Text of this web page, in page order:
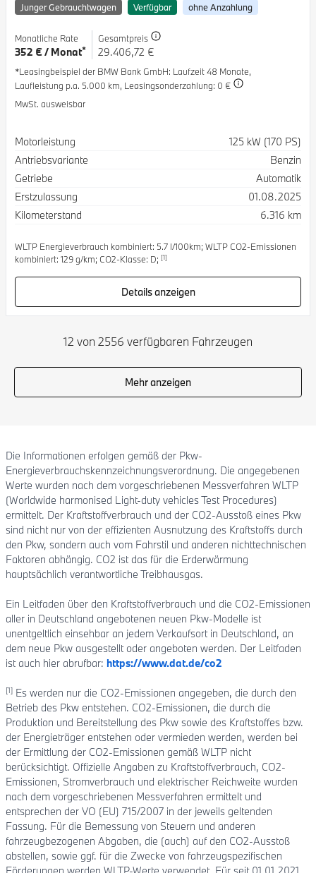
Junger Gebrauchtwagen Verfügbar ohne Anzahlung
Monatliche Rate
352 € / Monat*
Gesamtpreis
29.406,72 €
*Leasingbeispiel der BMW Bank GmbH: Laufzeit 48 Monate,
Laufleistung p.a. 5.000 km, Leasingsonderzahlung: 0 €
MwSt. ausweisbar
Spezifikation
Motorleistung
125 kW (170 PS)
Antriebsvariante
Benzin
Getriebe
Automatik
Erstzulassung
01.08.2025
Kilometerstand
6.316 km
WLTP Energieverbrauch kombiniert: 5.7 l/100km; WLTP CO2-Emissionen
kombiniert: 129 g/km; CO2-Klasse: D; [1]
Details anzeigen
12 von 2556 verfügbaren Fahrzeugen
Mehr anzeigen
Die Informationen erfolgen gemäß der Pkw-
Energieverbrauchskennzeichnungsverordnung. Die angegebenen
Werte wurden nach dem vorgeschriebenen Messverfahren WLTP
(Worldwide harmonised Light-duty vehicles Test Procedures)
ermittelt. Der Kraftstoffverbrauch und der CO2-Ausstoß eines Pkw
sind nicht nur von der effizienten Ausnutzung des Kraftstoffs durch
den Pkw, sondern auch vom Fahrstil und anderen nichttechnischen
Faktoren abhängig. CO2 ist das für die Erderwärmung
hauptsächlich verantwortliche Treibhausgas.
Ein Leitfaden über den Kraftstoffverbrauch und die CO2-Emissionen
aller in Deutschland angebotenen neuen Pkw-Modelle ist
unentgeltlich einsehbar an jedem Verkaufsort in Deutschland, an
dem neue Pkw ausgestellt oder angeboten werden. Der Leitfaden
ist auch hier abrufbar: https://www.dat.de/co2
[1] Es werden nur die CO2-Emissionen angegeben, die durch den
Betrieb des Pkw entstehen. CO2-Emissionen, die durch die
Produktion und Bereitstellung des Pkw sowie des Kraftstoffes bzw.
der Energieträger entstehen oder vermieden werden, werden bei
der Ermittlung der CO2-Emissionen gemäß WLTP nicht
berücksichtigt. Offizielle Angaben zu Kraftstoffverbrauch, CO2-
Emissionen, Stromverbrauch und elektrischer Reichweite wurden
nach dem vorgeschriebenen Messverfahren ermittelt und
entsprechen der VO (EU) 715/2007 in der jeweils geltenden
Fassung. Für die Bemessung von Steuern und anderen
fahrzeugbezogenen Abgaben, die (auch) auf den CO2-Ausstoß
abstellen, sowie ggf. für die Zwecke von fahrzeugspezifischen